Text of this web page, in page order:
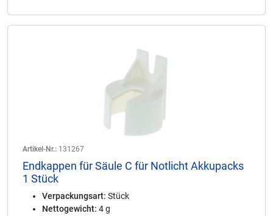
Artikel-Nr.: 131267
Endkappen für Säule C für Notlicht Akkupacks
1 Stück
Verpackungsart: Stück
Nettogewicht: 4 g